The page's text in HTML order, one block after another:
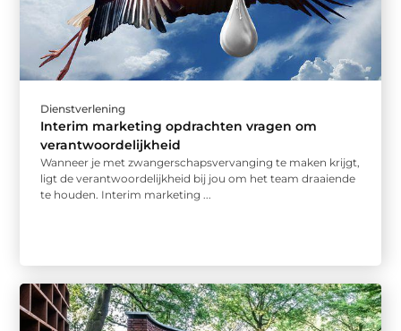
Dienstverlening
Interim marketing opdrachten vragen om
verantwoordelijkheid
Wanneer je met zwangerschapsvervanging te maken krijgt,
ligt de verantwoordelijkheid bij jou om het team draaiende
te houden. Interim marketing ...